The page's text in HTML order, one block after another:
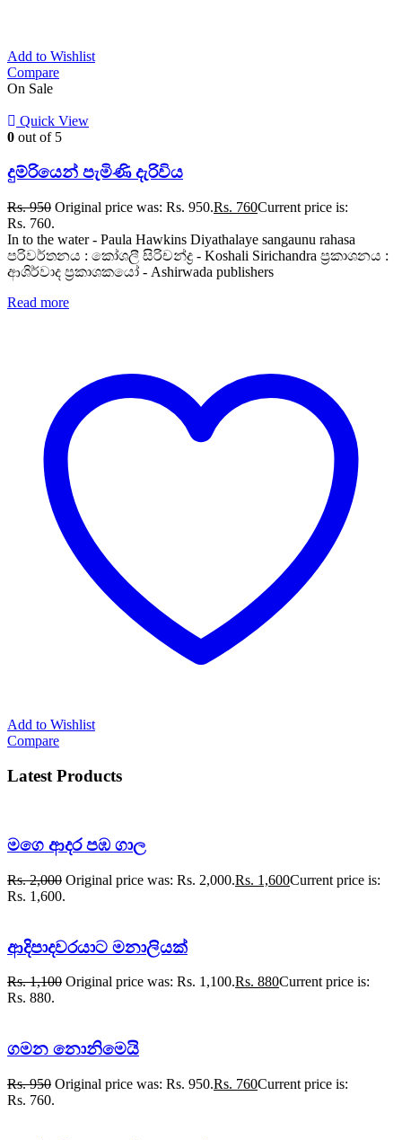
Add to Wishlist
Compare
On Sale
Quick View
0 out of 5
දුම්රියෙන් පැමිණි දැරිවිය
Rs.950 Original price was: Rs. 950.Rs. 760Current price is:
Rs. 760.
In to the water - Paula Hawkins Diyathalaye sangaunu rahasa
පරිවර්තනය : කෝශලී සිරිචන්ද්‍ර - Koshali Sirichandra ප්‍රකාශනය :
ආශිර්වාද ප්‍රකාශකයෝ - Ashirwada publishers
Read more
Add to Wishlist
Compare
Latest Products
මගෙ ආදර පඹ ගාල
Rs.2,000 Original price was: Rs. 2,000.Rs. 1,600Current price is:
Rs. 1,600.
ආදිපාදවරයාට මනාලියක්
Rs.1,100 Original price was: Rs. 1,100.Rs. 880Current price is:
Rs. 880.
ගමන නොනිමෙයි
Rs.950 Original price was: Rs. 950.Rs. 760Current price is:
Rs. 760.